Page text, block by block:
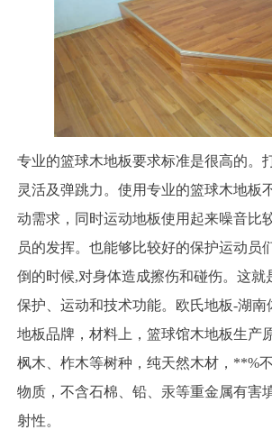
专业的篮球木地板要求标准是很高的。
灵活及弹跳力。使用专业的篮球木地板
动需求，同时运动地板使用起来噪音比
员的发挥。也能够比较好的保护运动员
倒的时候,对身体造成擦伤和碰伤。这就
保护、运动和技术功能。欧氏地板-湖南
地板品牌，材料上，篮球馆木地板生产
枫木、柞木等树种，纯天然木材，**%
物质，不含石棉、铅、汞等重金属有害
射性。